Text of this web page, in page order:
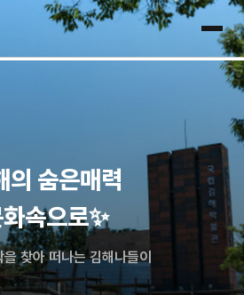
전체
의 숨은매력
속으로✨
찾아 떠나는 김해나들이